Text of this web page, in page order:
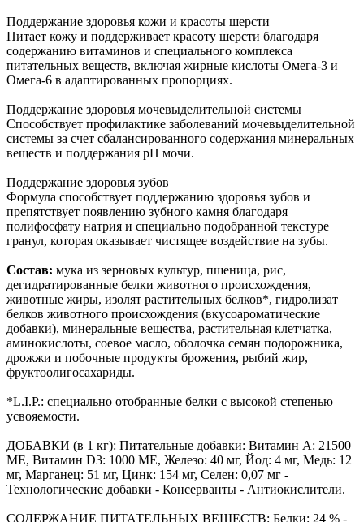
Поддержание здоровья кожи и красоты шерсти
Питает кожу и поддерживает красоту шерсти благодаря
содержанию витаминов и специального комплекса
питательных веществ, включая жирные кислоты Омега-3 и
Омега-6 в адаптированных пропорциях.
Поддержание здоровья мочевыделительной системы
Способствует профилактике заболеваний мочевыделительной
системы за счет сбалансированного содержания минеральных
веществ и поддержания рН мочи.
Поддержание здоровья зубов
Формула способствует поддержанию здоровья зубов и
препятствует появлению зубного камня благодаря
полифосфату натрия и специально подобранной текстуре
гранул, которая оказывает чистящее воздействие на зубы.
Состав: мука из зерновых культур, пшеница, рис,
дегидратированные белки животного происхождения,
животные жиры, изолят растительных белков*, гидролизат
белков животного происхождения (вкусоароматические
добавки), минеральные вещества, растительная клетчатка,
аминокислоты, соевое масло, оболочка семян подорожника,
дрожжи и побочные продукты брожения, рыбий жир,
фруктоолигосахариды.
*L.I.P.: специально отобранные белки с высокой степенью
усвояемости.
ДОБАВКИ (в 1 кг): Питательные добавки: Витамин A: 21500
ME, Витамин D3: 1000 ME, Железо: 40 мг, Йод: 4 мг, Медь: 12
мг, Марганец: 51 мг, Цинк: 154 мг, Ceлeн: 0,07 мг -
Технологические добавки - Консерванты - Антиокислители.
СОДЕРЖАНИЕ ПИТАТЕЛЬНЫХ ВЕЩЕСТВ: Белки: 24 % -